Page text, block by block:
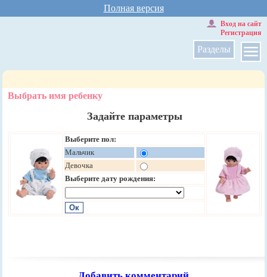
Полная версия
Разделы
Вход на сайт
Регистрация
Выбрать имя ребенку
Задайте параметры
Выберите пол:
Мальчик
Девочка
Выберите дату рождения: